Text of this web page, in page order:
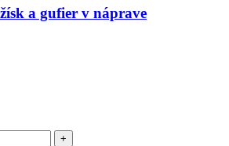
a gufier v náprave
+